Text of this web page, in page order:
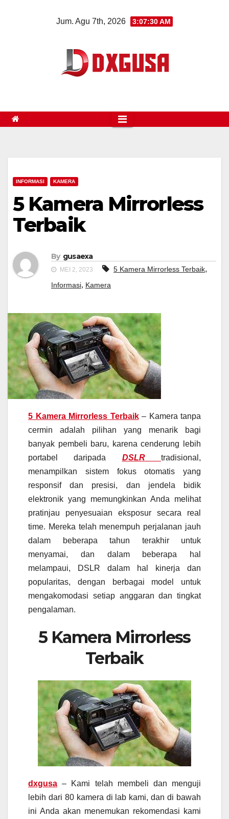
Jum. Agu 7th, 2026 3:07:31 AM
INFORMASI KAMERA
5 Kamera Mirrorless
Terbaik
By gusaexa
MEI 2, 2023 5 Kamera Mirrorless Terbaik,
Informasi, Kamera
5 Kamera Mirrorless Terbaik– Kamera tanpa
cermin adalah pilihan yang menarik bagi
banyak pembeli baru, karena cenderung lebih
portabel daripada DSLR
tradisional,
menampilkan sistem fokus otomatis yang
responsif dan presisi, dan jendela bidik
elektronik yang memungkinkan Anda melihat
pratinjau penyesuaian eksposur secara real
time. Mereka telah menempuh perjalanan jauh
dalam beberapa tahun terakhir untuk
menyamai, dan dalam beberapa hal
melampaui, DSLR dalam hal kinerja dan
popularitas, dengan berbagai model untuk
mengakomodasi setiap anggaran dan tingkat
pengalaman.
5 Kamera Mirrorless
Terbaik
dxgusa – Kami telah membeli dan menguji
lebih dari 80 kamera di lab kami, dan di bawah
ini Anda akan menemukan rekomendasi kami